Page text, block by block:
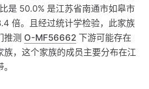
是 50.0% 是江苏省南通市如皋市
倍。且经过统计学检验，此家族
推测 O-MF56662 下游可能存在
族，这个家族的成员主要分布在江